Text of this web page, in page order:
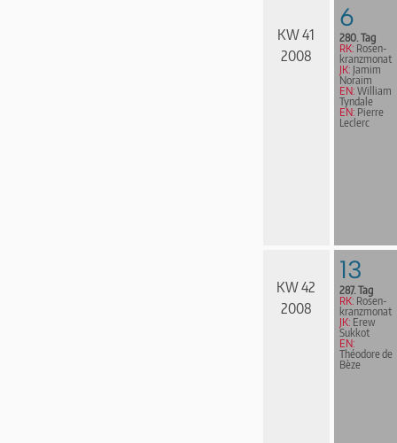
KW 41
2008
6
280. Tag
RK: Rosen­
kranz­mo­nat
JK: Jamim
Noraim
EN: William
Tyndale
EN: Pierre
Leclerc
KW 42
2008
13
287. Tag
RK: Rosen­
kranz­mo­nat
JK: Erew
Sukkot
EN:
Théodore de
Bèze